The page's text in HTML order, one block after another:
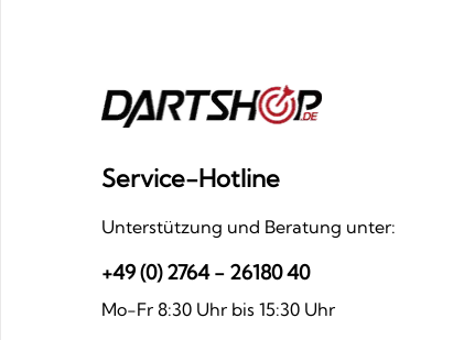
Service-Hotline
Unterstützung und Beratung unter:
+49 (0) 2764 - 26180 40
Mo-Fr 8:30 Uhr bis 15:30 Uhr